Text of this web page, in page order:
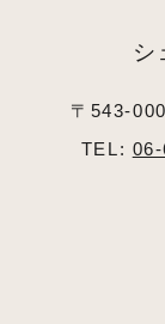
シ
〒543-
TEL: 06-